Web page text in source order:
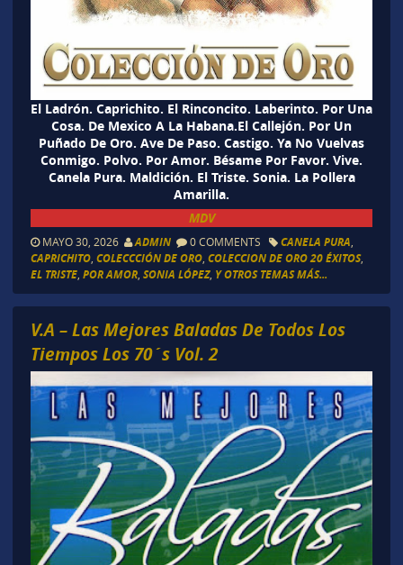
El Ladrón. Caprichito. El Rinconcito. Laberinto. Por Una
Cosa. De Mexico A La Habana.El Callejón. Por Un
Puñado De Oro. Ave De Paso. Castigo. Ya No Vuelvas
Conmigo. Polvo. Por Amor. Bésame Por Favor. Vive.
Canela Pura. Maldición. El Triste. Sonia. La Pollera
Amarilla.
MDV
MAYO 30, 2026 ADMIN 0 COMMENTS CANELA PURA
CAPRICHITO, COLECCCIÓN DE ORO, COLECCION DE ORO 20 ÉXITOS,
EL TRISTE, POR AMOR, SONIA LÓPEZ, Y OTROS TEMAS MÁS...
V.A – Las Mejores Baladas De Todos Los
Tiempos Los 70´s Vol. 2